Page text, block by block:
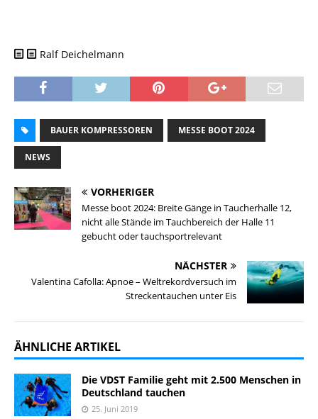
Ralf Deichelmann
BAUER KOMPRESSOREN MESSE BOOT 2024
NEWS
VORHERIGER
Messe boot 2024: Breite Gänge in Taucherhalle 12,
nicht alle Stände im Tauchbereich der Halle 11
gebucht oder tauchsportrelevant
NÄCHSTER
Valentina Cafolla: Apnoe – Weltrekordversuch im
Streckentauchen unter Eis
ÄHNLICHE ARTIKEL
Die VDST Familie geht mit 2.500 Menschen in
Deutschland tauchen
25. Juni 2019